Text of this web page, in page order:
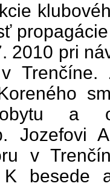
2010 pri
Trenčíne.
a
Jozefovi
v
besede